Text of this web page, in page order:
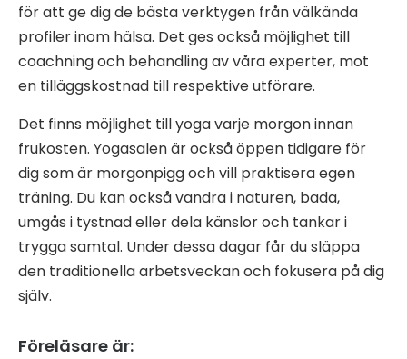
för att ge dig de bästa verktygen från välkända
profiler inom hälsa. Det ges också möjlighet till
coachning och behandling av våra experter, mot
en tilläggskostnad till respektive utförare.
Det finns möjlighet till yoga varje morgon innan
frukosten. Yogasalen är också öppen tidigare för
dig som är morgonpigg och vill praktisera egen
träning. Du kan också vandra i naturen, bada,
umgås i tystnad eller dela känslor och tankar i
trygga samtal. Under dessa dagar får du släppa
den traditionella arbetsveckan och fokusera på dig
själv.
Föreläsare är: